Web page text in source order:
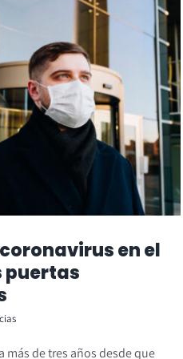
en el
puertas
más de tres años desde que